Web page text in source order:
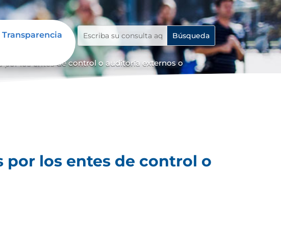
Transparencia
por los entes de control o auditoría externos o
los entes de control o